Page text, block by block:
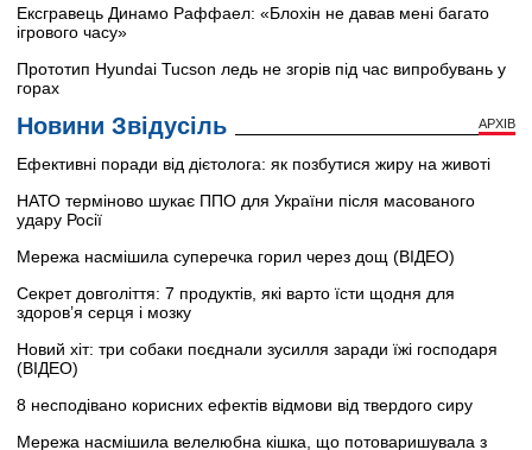
Ексгравець Динамо Раффаел: «Блохін не давав мені багато
ігрового часу»
Прототип Hyundai Tucson ледь не згорів під час випробувань у
горах
Новини Звідусіль АРХІВ
Ефективні поради від дієтолога: як позбутися жиру на животі
НАТО терміново шукає ППО для України після масованого
удару Росії
Мережа насмішила суперечка горил через дощ (ВІДЕО)
Секрет довголіття: 7 продуктів, які варто їсти щодня для
здоров’я серця і мозку
Новий хіт: три собаки поєднали зусилля заради їжі господаря
(ВІДЕО)
8 несподівано корисних ефектів відмови від твердого сиру
Мережа насмішила велелюбна кішка, що потоваришувала з